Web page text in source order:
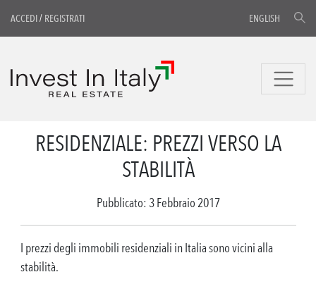
ACCEDI/ REGISTRATI ENGLISH
RESIDENZIALE: PREZZI VERSO LA
STABILITÀ
Pubblicato: 3 Febbraio 2017
I prezzi degli immobili residenziali in Italia sono vicini alla
stabilità.